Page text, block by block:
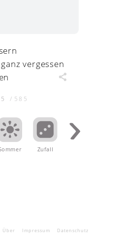
vergessen
/ 585
Zufall
Über Impressum Datenschutz